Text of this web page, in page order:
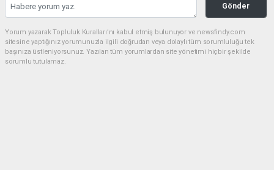
Gönder
Yorum yazarak Topluluk Kuralları’nı kabul etmiş bulunuyor ve newsfindy.com
sitesine yaptığınız yorumunuzla ilgili doğrudan veya dolaylı tüm sorumluluğu tek
başınıza üstleniyorsunuz. Yazılan tüm yorumlardan site yönetimi hiçbir şekilde
sorumlu tutulamaz.